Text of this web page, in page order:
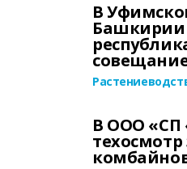
В
Башкирии
В ООО «СП